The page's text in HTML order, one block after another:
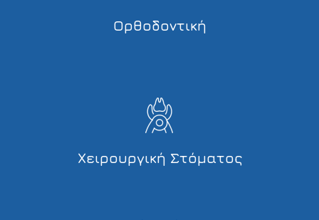
Ορθοδοντική
Χειρουργική Στόματος